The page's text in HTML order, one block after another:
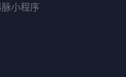
小程序